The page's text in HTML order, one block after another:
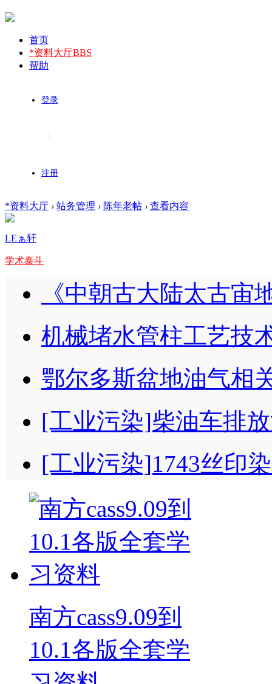
首页
*资料大厅BBS
帮助
登录
注册
*资料大厅 › 站务管理 › 陈年老帖 › 查看内容
LEぁ轩
学术泰斗
《中朝古大陆太古宙
机械堵水管柱工艺技
鄂尔多斯盆地油气相
[工业污染]柴油车排
[工业污染]1743丝印
南方cass9.09到
10.1各版全套学